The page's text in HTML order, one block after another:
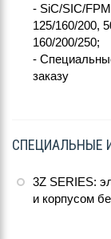
- SiC/SIC/
125/160/200,
160/200/250;
-
заказу
СПЕЦИАЛЬНЫЕ
3Z SERIES:
и корпусом